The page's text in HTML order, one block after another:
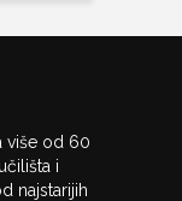
više od 60
i
najstarijih